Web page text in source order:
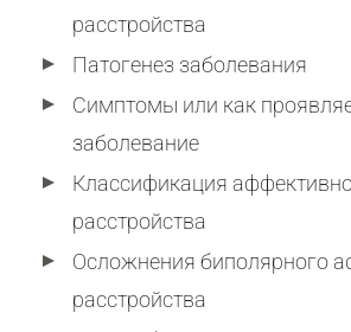
расстройства
Патогенез заболевания
Симптомы или как
заболевание
Классификация
расстройства
Осложнения биполярного
расстройства